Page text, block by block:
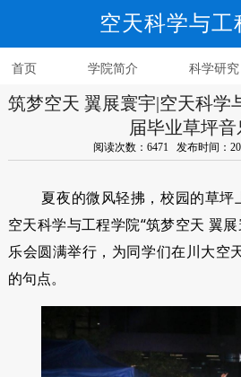
空天科学与工
首页 学院简介 科学研究
人才培养
筑梦空天 翼展寰宇|空天科学
届毕业草坪音
阅读次数：6471 发布时间：